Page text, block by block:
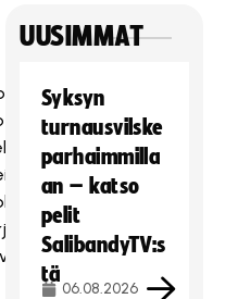
UUSIMMAT
Syksyn
turnausvilske
parhaimmilla
an – katso
pelit
SalibandyTV:s
tä
06.08.2026